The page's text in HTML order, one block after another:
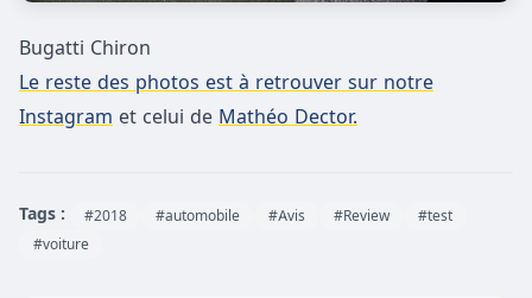
Bugatti Chiron
Le reste des photos est à retrouver sur notre
Instagram et celui de Mathéo Dector.
Tags : #2018 #automobile #Avis #Review
#test
#voiture